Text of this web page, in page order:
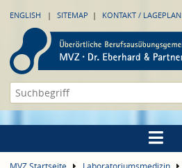
ENGLISH SITEMAP KONTAKT / LAGEPLAN